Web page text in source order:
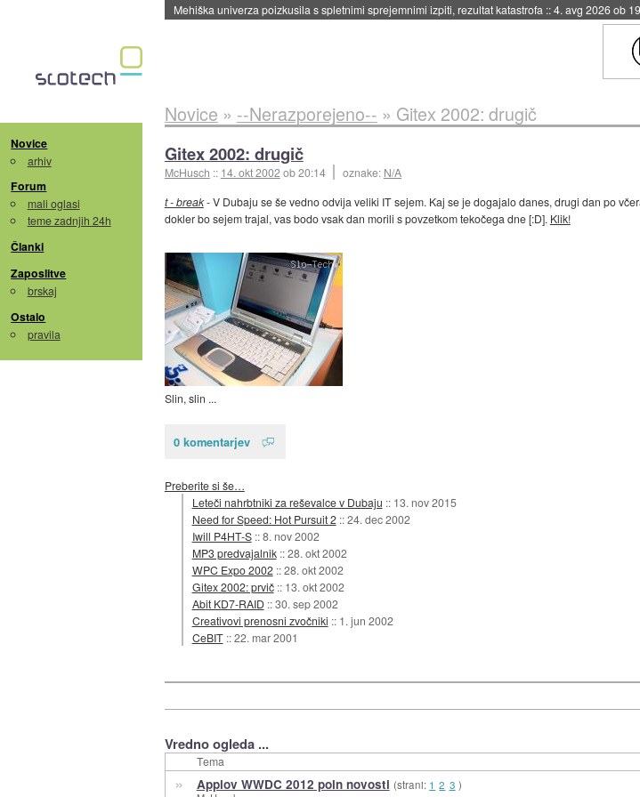
Mehiška univerza poizkusila s spletnimi sprejemnimi izpiti, rezultat katastrofa ::4. avg 2026 ob
Novice
arhiv
Forum
mali oglasi
teme zadnjih 24h
Članki
Zaposlitve
brskaj
Ostalo
pravila
Novice » --Nerazporejeno-- » Gitex 2002: drugič
Gitex 2002: drugič
McHusch :: 14. okt 2002ob 20:14 oznake: N/A
t - break- V Dubaju se še vedno odvija veliki IT sejem. Kaj se je dogajalo danes, drugi dan po
dokler bo sejem trajal, vas bodo vsak dan morili s povzetkom tekočega dne [:D]. Klik!
Slin, slin ...
0 komentarjev
Preberite si še…
Leteči nahrbtniki za reševalce v Dubaju :: 13. nov 2015
Need for Speed: Hot Pursuit 2 ::24. dec 2002
Iwill P4HT-S ::8. nov 2002
MP3 predvajalnik ::28. okt 2002
WPC Expo 2002 ::28. okt 2002
Gitex 2002: prvič :: 13. okt 2002
Abit KD7-RAID ::30. sep 2002
Creativovi prenosni zvočniki :: 1. jun 2002
CeBIT ::22. mar 2001
Vredno ogleda ...
Tema
» Applov WWDC 2012 poln novosti (strani: 1 2 3 )